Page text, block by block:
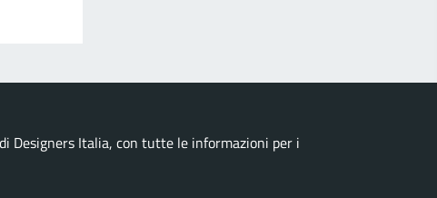
Designers Italia, con tutte le informazioni per i